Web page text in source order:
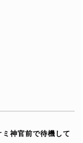
神官前で待機して